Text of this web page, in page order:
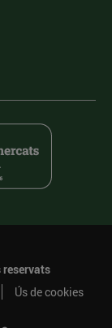
reservats
Ús de cookies